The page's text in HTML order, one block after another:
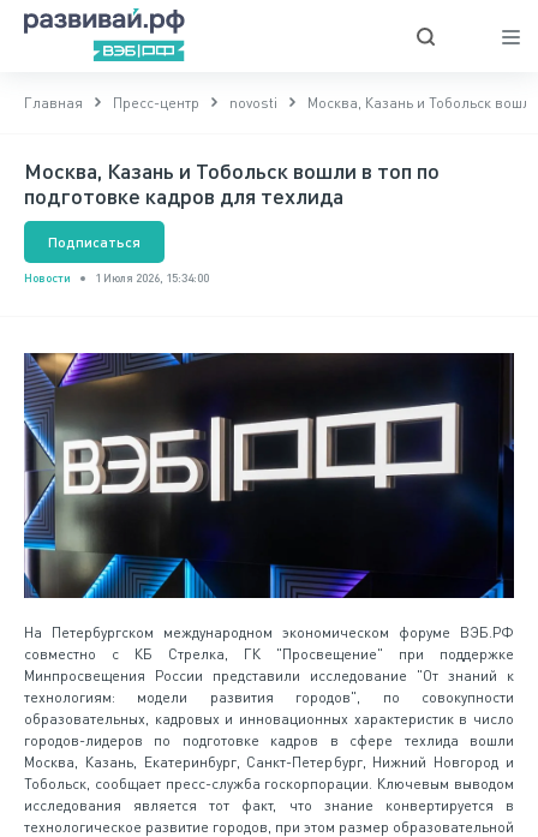
Главная Пресс-центр novosti Москва, Казань и Тобольск
Москва, Казань и Тобольск вошли в топ по
подготовке кадров для техлида
Подписаться
Новости 1 Июля 2026, 15:34:00
На Петербургском международном экономическом форуме ВЭБ.РФ
совместно с КБ Стрелка, ГК "Просвещение" при поддержке
Минпросвещения России представили исследование "От знаний к
технологиям: модели развития городов", по совокупности
образовательных, кадровых и инновационных характеристик в число
городов-лидеров по подготовке кадров в сфере техлида вошли
Москва, Казань, Екатеринбург, Санкт-Петербург, Нижний Новгород и
Тобольск, сообщает пресс-служба госкорпорации. Ключевым выводом
исследования является тот факт, что знание конвертируется в
технологическое развитие городов, при этом размер образовательной